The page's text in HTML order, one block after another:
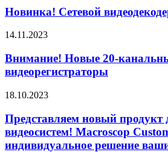
Новинка! Сетевой
14.11.2023
Внимание! Новые 20-
видеорегистраторы
18.10.2023
Представляем новый продукт
видеосистем! Macroscop
индивидуальное решение